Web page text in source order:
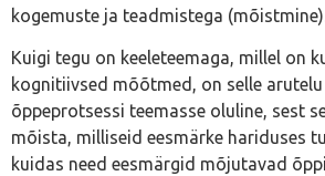
kogemuste ja teadmistega
Kuigi tegu on keeleteemaga, millel on
kognitiivsed mõõtmed, on selle
õppeprotsessi teemasse oluline, sest
mõista, milliseid eesmärke hariduses
kuidas need eesmärgid mõjutavad